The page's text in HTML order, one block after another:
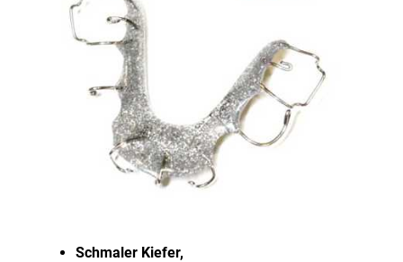
Schmaler Kiefer,